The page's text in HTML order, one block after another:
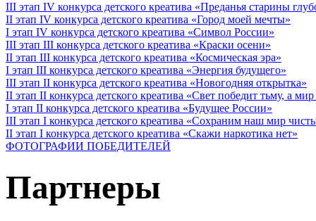
III этап IV конкурса детского креатива «Преданья старины
II этап IV конкурса детского креатива «Город моей мечты»
I этап IV конкурса детского креатива «Символ России»
III этап III конкурса детского креатива «Краски осени»
II этап III конкурса детского креатива «Космическая эра»
I этап III конкурса детского креатива «Энергия будущего»
III этап II конкурса детского креатива «Новогодняя открытка»
II этап II конкурса детского креатива «Свет победит тьму, а
I этап II конкурса детского креатива «Будущее России»
III этап I конкурса детского креатива «Сохраним наш мир
II этап I конкурса детского креатива «Скажи наркотика нет»
ФОТОГРАФИИ ПОБЕДИТЕЛЕЙ
Партнеры